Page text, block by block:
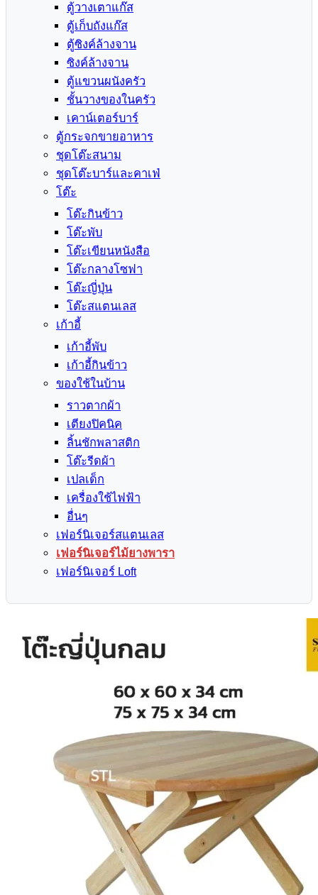
ตู้วางเตาแก๊ส
ตู้เก็บถังแก๊ส
ตู้ซิงค์ล้างจาน
ซิงค์ล้างจาน
ตู้แขวนผนังครัว
ชั้นวางของในครัว
เคาน์เตอร์บาร์
ตู้กระจกขายอาหาร
ชุดโต๊ะสนาม
ชุดโต๊ะบาร์และคาเฟ่
โต๊ะ
โต๊ะกินข้าว
โต๊ะพับ
โต๊ะเขียนหนังสือ
โต๊ะกลางโซฟา
โต๊ะญี่ปุ่น
โต๊ะสแตนเลส
เก้าอี้
เก้าอี้พับ
เก้าอี้กินข้าว
ของใช้ในบ้าน
ราวตากผ้า
เตียงปิคนิค
ลิ้นชักพลาสติก
โต๊ะรีดผ้า
เปลเด็ก
เครื่องใช้ไฟฟ้า
อื่นๆ
เฟอร์นิเจอร์สแตนเลส
เฟอร์นิเจอร์ไม้ยางพารา
เฟอร์นิเจอร์ Loft